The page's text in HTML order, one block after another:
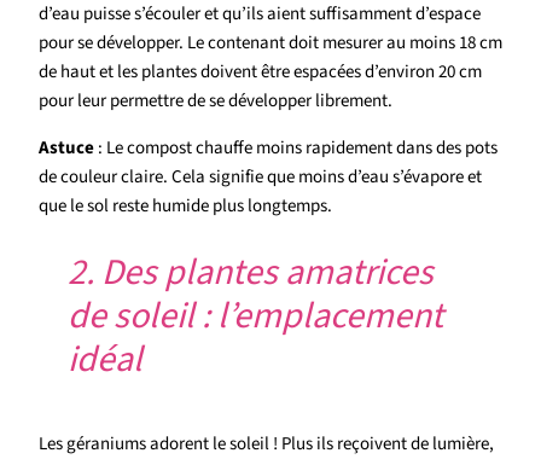
d’eau puisse s’écouler et qu’ils aient suffisamment d’espace
pour se développer. Le contenant doit mesurer au moins 18 cm
de haut et les plantes doivent être espacées d’environ 20 cm
pour leur permettre de se développer librement.
Astuce: Le compost chauffe moins rapidement dans des pots
de couleur claire. Cela signifie que moins d’eau s’évapore et
que le sol reste humide plus longtemps.
2. Des plantes amatrices
de soleil : l’emplacement
idéal
Les géraniums adorent le soleil ! Plus ils reçoivent de lumière,